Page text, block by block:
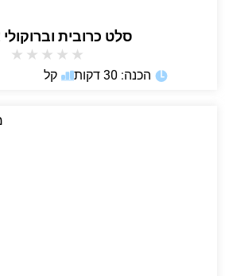
סלט כרובית וברוקולי
★
★
★
★
★
הכנה: 30 דקות קל